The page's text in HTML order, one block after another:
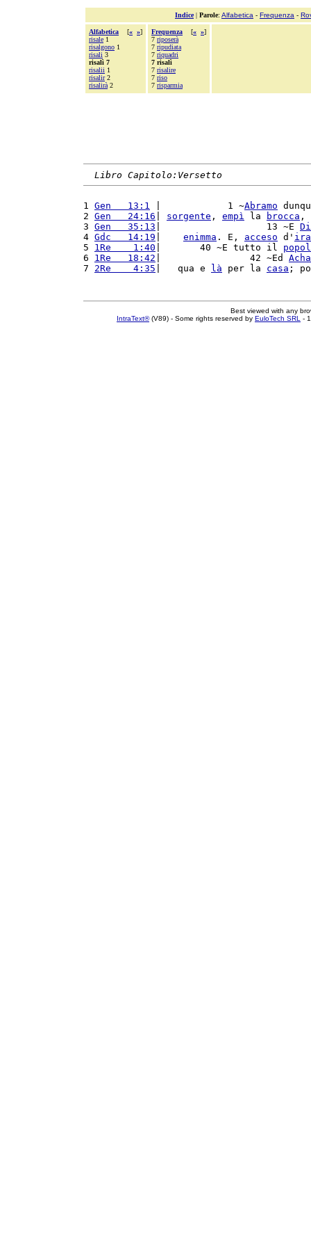
Indice| Parole: Alfabetica - Frequenza -
Alfabetica [« »]
risale 1
risalgono 1
risali 3
risalì 7
risalii 1
risalir2
risalirà 2
Frequenza [« »]
7 riposerà
7 ripudiata
7 riquadri
7 risalì
7 risalire
7 riso
7 risparmia
Libro Capitolo:Versetto
1 Gen   13:1 |            1 ~Abramo
2 Gen   24:16 sorgente , empì la brocca ,
3 Gen   35:13 |                   13 ~E
4 Gdc   14:19 enimma . E, acceso d' ira
5 1Re    1:40 |       40 ~E tutto il
6 1Re   18:42 |                42 ~Ed
7 2Re    4:35 |   qua e là per la casa ;
Best viewed with any
IntraText®(V89) - Some rights reserved by EuloTech SRL -